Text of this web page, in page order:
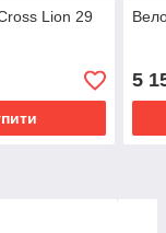
Lion 29
5